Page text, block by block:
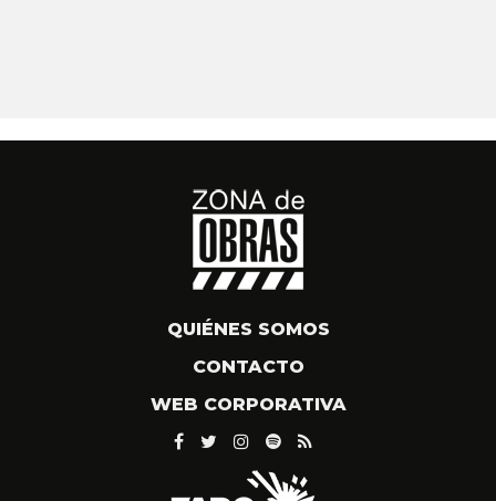
QUIÉNES SOMOS
CONTACTO
WEB CORPORATIVA